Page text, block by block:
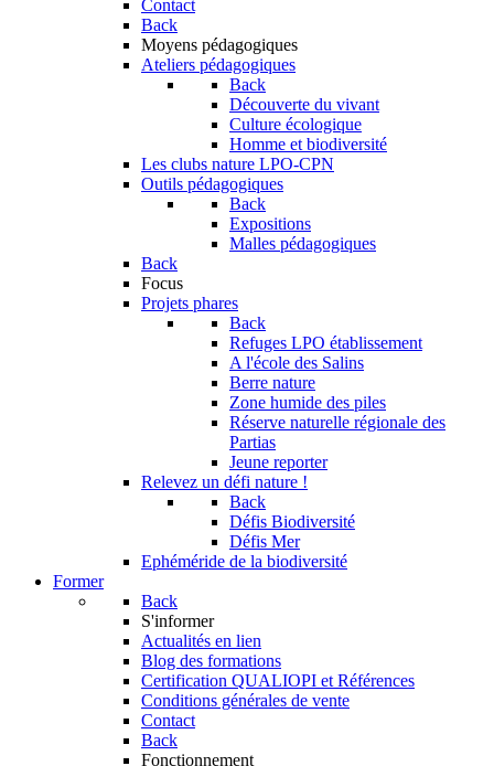
Contact
Back
Moyens pédagogiques
Ateliers pédagogiques
Back
Découverte du vivant
Culture écologique
Homme et biodiversité
Les clubs nature LPO-CPN
Outils pédagogiques
Back
Expositions
Malles pédagogiques
Back
Focus
Projets phares
Back
Refuges LPO établissement
A l'école des Salins
Berre nature
Zone humide des piles
Réserve naturelle régionale des
Partias
Jeune reporter
Relevez un défi nature !
Back
Défis Biodiversité
Défis Mer
Ephéméride de la biodiversité
Former
Back
S'informer
Actualités en lien
Blog des formations
Certification QUALIOPI et Références
Conditions générales de vente
Contact
Back
Fonctionnement